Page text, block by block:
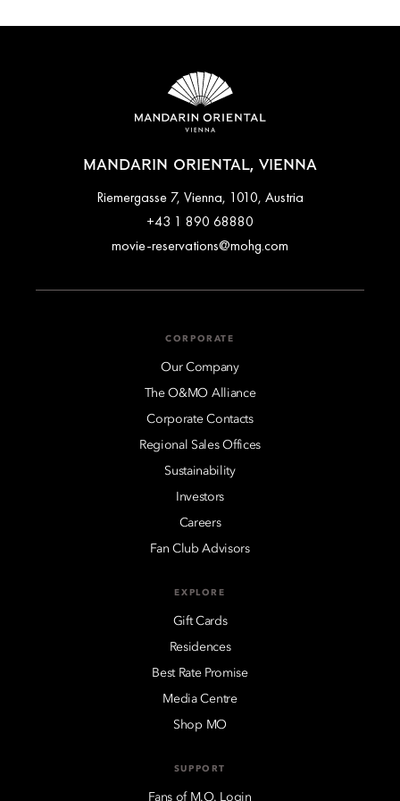
MANDARIN ORIENTAL, VIENNA
Riemergasse 7, Vienna, 1010, Austria
+43 1 890 68880
movie-reservations@mohg.com
CORPORATE
Our Company
The O&MO Alliance
Corporate Contacts
Regional Sales Offices
Sustainability
Investors
Careers
Fan Club Advisors
EXPLORE
Gift Cards
Residences
Best Rate Promise
Media Centre
Shop MO
SUPPORT
Fans of M.O. Login